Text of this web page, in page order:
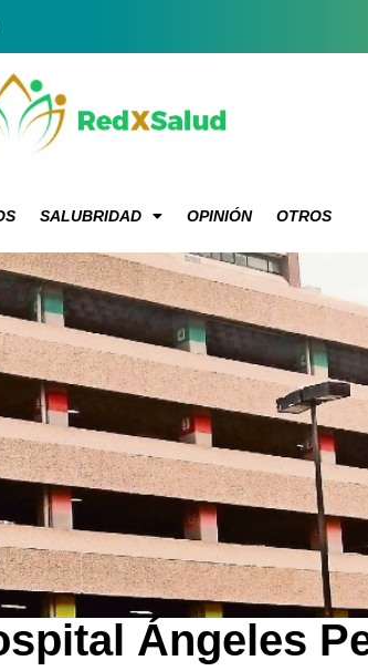
SALUBRIDAD OPINIÓN OTROS
Ángeles